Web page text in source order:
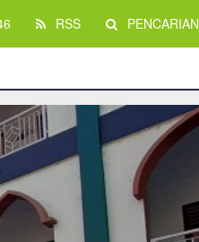
RSS PENCARIAN